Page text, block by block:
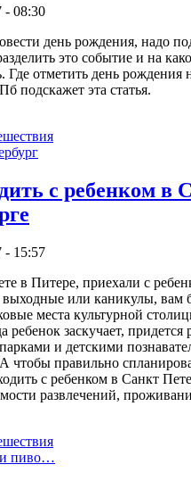
- 08:30
день рождения, надо
это событие и на
Где отметить день рождения
подскажет эта статья.
с ребенком в
- 15:57
в Питере, приехали с
выходные или каникулы, вам
места культурной
ребенок заскучает, придется
и детскими
чтобы правильно
с ребенком в Санкт
развлечений,